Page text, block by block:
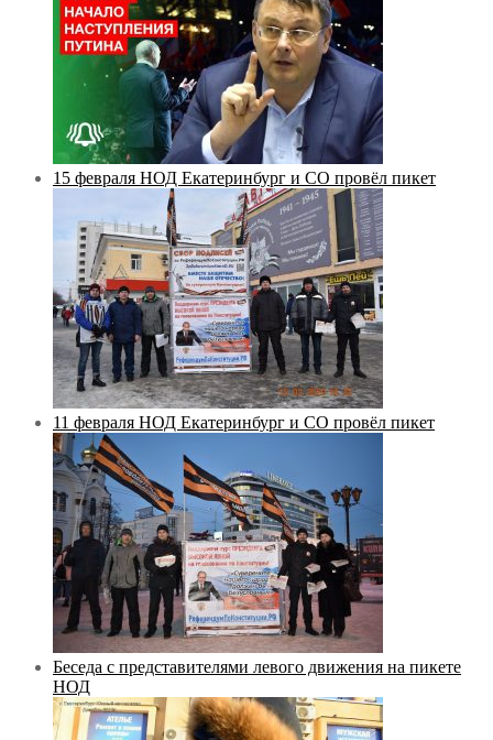
15 февраля НОД Екатеринбург и СО провёл пикет
11 февраля НОД Екатеринбург и СО провёл пикет
Беседа с представителями левого движения на пикете
НОД